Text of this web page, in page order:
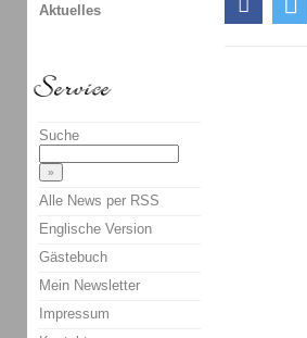
Aktuelles
Suche
Alle News per RSS
Englische Version
Gästebuch
Mein Newsletter
Impressum